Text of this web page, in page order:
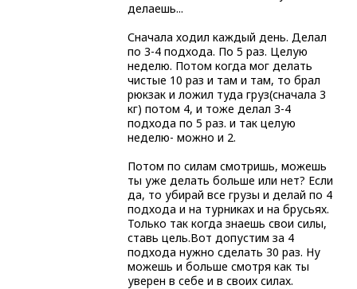
делаешь...
Сначала ходил каждый день. Делал
по 3-4 подхода. По 5 раз. Целую
неделю. Потом когда мог делать
чистые 10 раз и там и там, то брал
рюкзак и ложил туда груз(сначала 3
кг) потом 4, и тоже делал 3-4
подхода по 5 раз. и так целую
неделю- можно и 2.
Потом по силам смотришь, можешь
ты уже делать больше или нет? Если
да, то убирай все грузы и делай по 4
подхода и на турниках и на брусьях.
Только так когда знаешь свои силы,
ставь цель.Вот допустим за 4
подхода нужно сделать 30 раз. Ну
можешь и больше смотря как ты
уверен в себе и в своих силах.